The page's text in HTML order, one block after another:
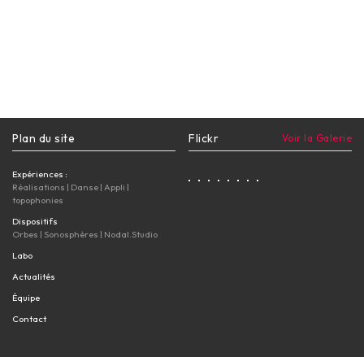
Plan du site
Expériences :
Réalisations | Danse | Appli |
topophonies
Dispositifs
Orbes | Sonosphères | Nodal.Studio
Labo
Actualités
Équipe
Contact
Flickr Voir la Galerie